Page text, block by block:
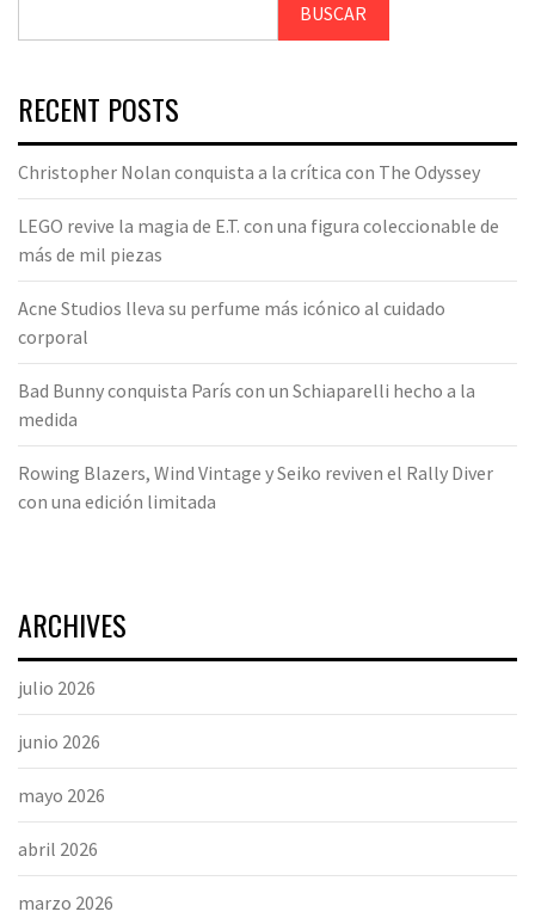
BUSCAR
RECENT POSTS
Christopher Nolan conquista a la crítica con The Odyssey
LEGO revive la magia de E.T. con una figura coleccionable de
más de mil piezas
Acne Studios lleva su perfume más icónico al cuidado
corporal
Bad Bunny conquista París con un Schiaparelli hecho a la
medida
Rowing Blazers, Wind Vintage y Seiko reviven el Rally Diver
con una edición limitada
ARCHIVES
julio 2026
junio 2026
mayo 2026
abril 2026
marzo 2026